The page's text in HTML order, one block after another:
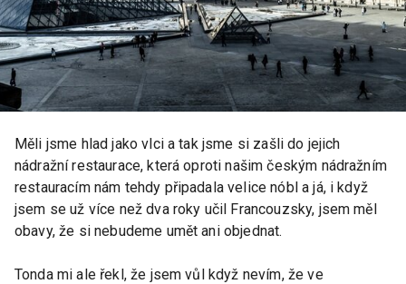
Měli jsme hlad jako vlci a tak jsme si zašli do jejich
nádražní restaurace, která oproti našim českým nádražním
restauracím nám tehdy připadala velice nóbl a já, i když
jsem se už více než dva roky učil Francouzsky, jsem měl
obavy, že si nebudeme umět ani objednat.
Tonda mi ale řekl, že jsem vůl když nevím, že ve